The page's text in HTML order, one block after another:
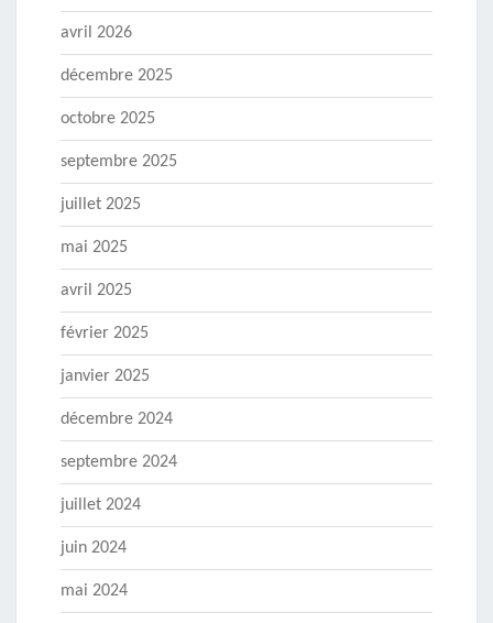
avril 2026
décembre 2025
octobre 2025
septembre 2025
juillet 2025
mai 2025
avril 2025
février 2025
janvier 2025
décembre 2024
septembre 2024
juillet 2024
juin 2024
mai 2024